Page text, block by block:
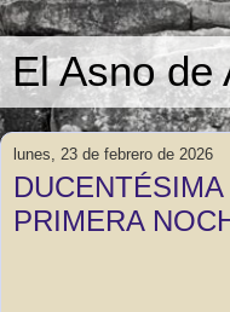
El Asno de
lunes, 23 de febrero de 2026
PRIMERA